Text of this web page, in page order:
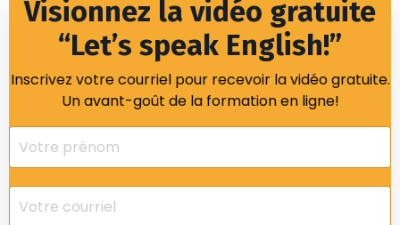
Visionnez la vidéo gratuite
“Let’s speak English!”
Inscrivez votre courriel pour recevoir la vidéo gratuite.
Un avant-goût de la formation en ligne!